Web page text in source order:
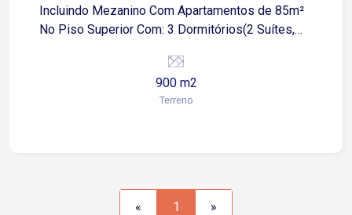
Incluindo Mezanino Com Apartamentos de 85m²
No Piso Superior Com: 3 Dormitórios(2 Suítes,
Cozinha(Piso Frio, Azulejo Até o Teto)
Banheiro(Piso Frio, Azulejo Até o Teto) Área de
Serviço(Piso Frio, Azulejo Até o Teto)
900 m2
Terreno
« 1 »